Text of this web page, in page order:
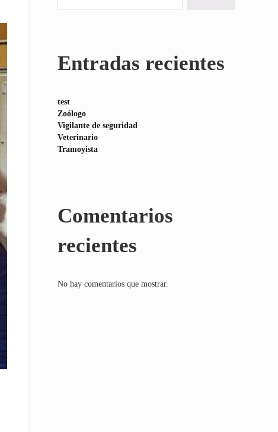
Entradas recientes
test
Zoólogo
Vigilante de seguridad
Veterinario
Tramoyista
Comentarios
recientes
No hay comentarios que mostrar.